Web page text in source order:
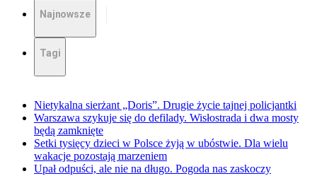
Najnowsze
Tagi
Nietykalna sierżant „Doris”. Drugie życie tajnej policjantki
Warszawa szykuje się do defilady. Wisłostrada i dwa mosty
będą zamknięte
Setki tysięcy dzieci w Polsce żyją w ubóstwie. Dla wielu
wakacje pozostają marzeniem
Upał odpuści, ale nie na długo. Pogoda nas zaskoczy